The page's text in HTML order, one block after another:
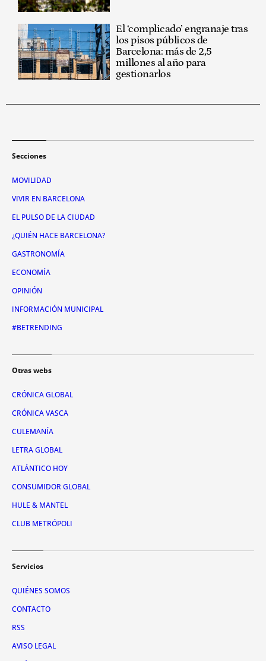
El ‘complicado’ engranaje tras
los pisos públicos de
Barcelona: más de 2,5
millones al año para
gestionarlos
Secciones
MOVILIDAD
VIVIR EN BARCELONA
EL PULSO DE LA CIUDAD
¿QUIÉN HACE BARCELONA?
GASTRONOMÍA
ECONOMÍA
OPINIÓN
INFORMACIÓN MUNICIPAL
#BETRENDING
Otras webs
CRÓNICA GLOBAL
CRÓNICA VASCA
CULEMANÍA
LETRA GLOBAL
ATLÁNTICO HOY
CONSUMIDOR GLOBAL
HULE & MANTEL
CLUB METRÓPOLI
Servicios
QUIÉNES SOMOS
CONTACTO
RSS
AVISO LEGAL